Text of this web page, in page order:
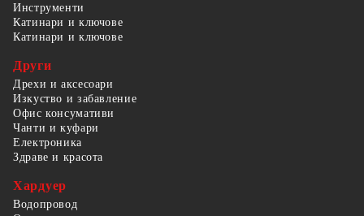
Инструменти
Катинари и ключове
Катинари и ключове
Други
Дрехи и аксесоари
Изкуство и забавление
Офис консумативи
Чанти и куфари
Електроника
Здраве и красота
Хардуер
Водопровод